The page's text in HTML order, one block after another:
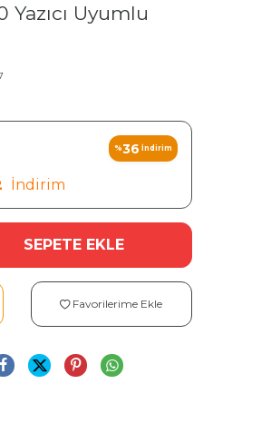
Uyumlu
%36 İndirim
İndirim
SEPETE EKLE
Favorilerime Ekle